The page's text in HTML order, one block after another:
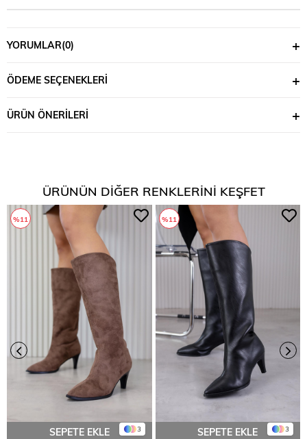
YORUMLAR(0)
ÖDEME SEÇENEKLERI
ÜRÜN ÖNERILERI
ÜRÜNÜN DIĞER RENKLERINI KEŞFET
3
SEPETE EKLE
%11
3
SEPETE EKLE
%11